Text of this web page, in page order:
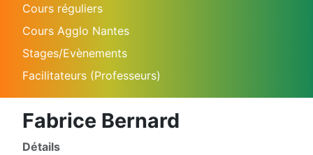
Cours réguliers
Cours Agglo Nantes
Stages/Evènements
Facilitateurs (Professeurs)
Fabrice Bernard
Détails